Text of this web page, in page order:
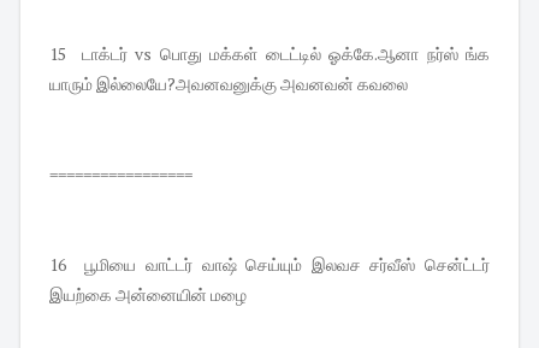
15 டாக்டர் vs பொது மக்கள் டைட்டில் ஓக்கே.ஆனா நர்ஸ் ங்க
யாரும் இல்லையே?அவனவனுக்கு அவனவன் கவலை
=================
16 பூமியை வாட்டர் வாஷ் செய்யும் இலவச சர்வீஸ் சென்ட்டர்
இயற்கை அன்னையின் மழை